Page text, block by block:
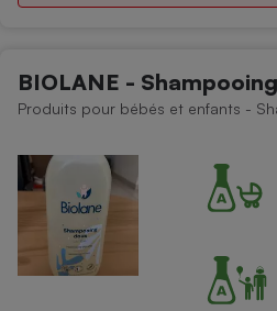
BIOLANE -
Produits pour bébés et enfants -